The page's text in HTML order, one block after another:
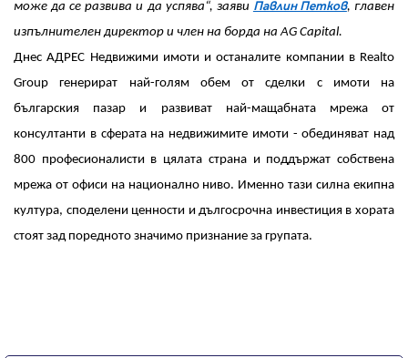
може да се развива и да успява“, заяви Павлин Петков, главен
изпълнителен директор и член на борда на AG Capital.
Днес АДРЕС Недвижими имоти и останалите компании в Realto
Group генерират най-голям обем от сделки с имоти на
българския пазар и развиват най-мащабната мрежа от
консултанти в сферата на недвижимите имоти - обединяват над
800 професионалисти в цялата страна и поддържат собствена
мрежа от офиси на национално ниво. Именно тази силна екипна
култура, споделени ценности и дългосрочна инвестиция в хората
стоят зад поредното значимо признание за групата.